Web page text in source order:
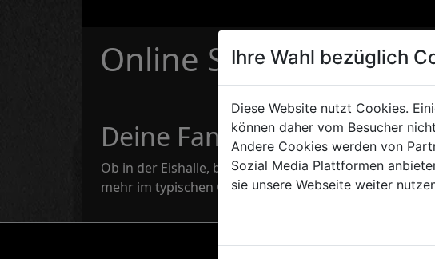
Online Shop -
Deine Fanartikel
Ob in der Eishalle, beim Training oder im Alltag – mit
mehr im typischen Grizzlies-Style und zeig überall
Ihre Wahl bezüglich
Diese Website nutzt Cookies.
können daher vom Besucher
Andere Cookies werden von
Sozial Media Plattformen
sie unsere Webseite weiter